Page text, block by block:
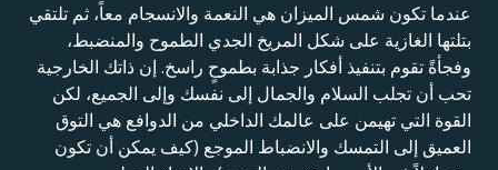
عندما تكون شمس الميزان هي النعمة والانسجام معاً، ثم تلتقي
بتلتها الغازية على شكل المريخ الجدي الطموح والمنضبط،
وفجأةً تقوم بتنفيذ أفكار جذابة بطموحٍ راسخ. إن ذاتك الخارجية
تحب أن تجلب السلام والجمال إلى نفسك وإلى الجميع، لكن
القوة التي تهيمن على عالمك الداخلي من الدوافع هي التوق
العميق إلى التمسك والانضباط الموجع (كيف يمكن أن تكون